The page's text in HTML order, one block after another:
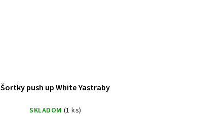
Šortky push up White Yastraby
SKLADOM (1 ks)